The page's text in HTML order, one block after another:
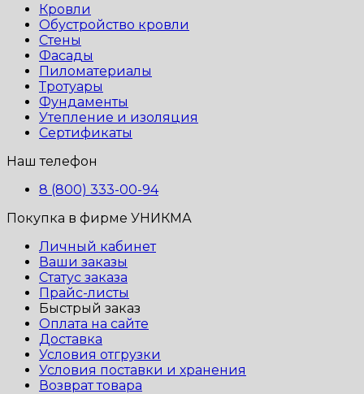
Кровли
Обустройство кровли
Стены
Фасады
Пиломатериалы
Тротуары
Фундаменты
Утепление и изоляция
Сертификаты
Наш телефон
8 (800) 333-00-94
Покупка в фирме УНИКМА
Личный кабинет
Ваши заказы
Статус заказа
Прайс-листы
Быстрый заказ
Оплата на сайте
Доставка
Условия отгрузки
Условия поставки и хранения
Возврат товара